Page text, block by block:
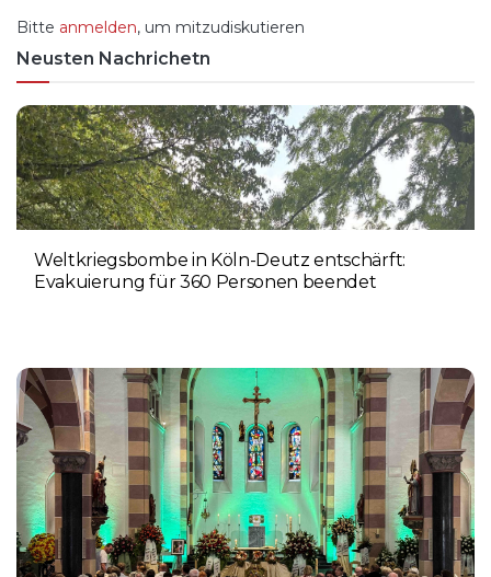
Bitte anmelden, um mitzudiskutieren
Neusten Nachrichetn
Weltkriegsbombe in Köln-Deutz entschärft:
Evakuierung für 360 Personen beendet